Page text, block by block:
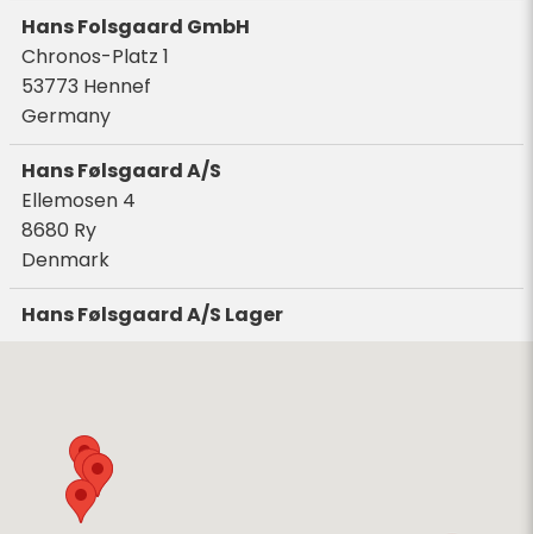
Hans Folsgaard GmbH
Chronos-Platz 1
53773 Hennef
Germany
Hans Følsgaard A/S
Ellemosen 4
8680 Ry
Denmark
Hans Følsgaard A/S Lager
Hans Følsgaard AS
Bark Silas Vei 8
4876Grimstad